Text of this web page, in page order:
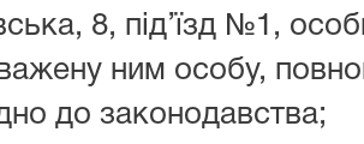
8, під’їзд №1,
ним особу,
до законодавства;